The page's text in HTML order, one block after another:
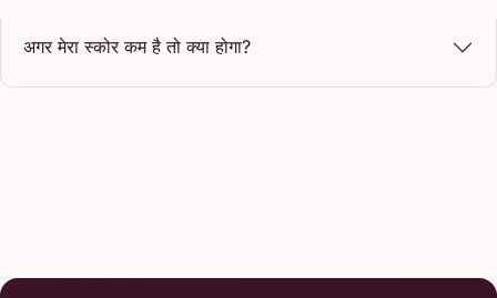
अगर मेरा स्कोर कम है तो क्या होगा?